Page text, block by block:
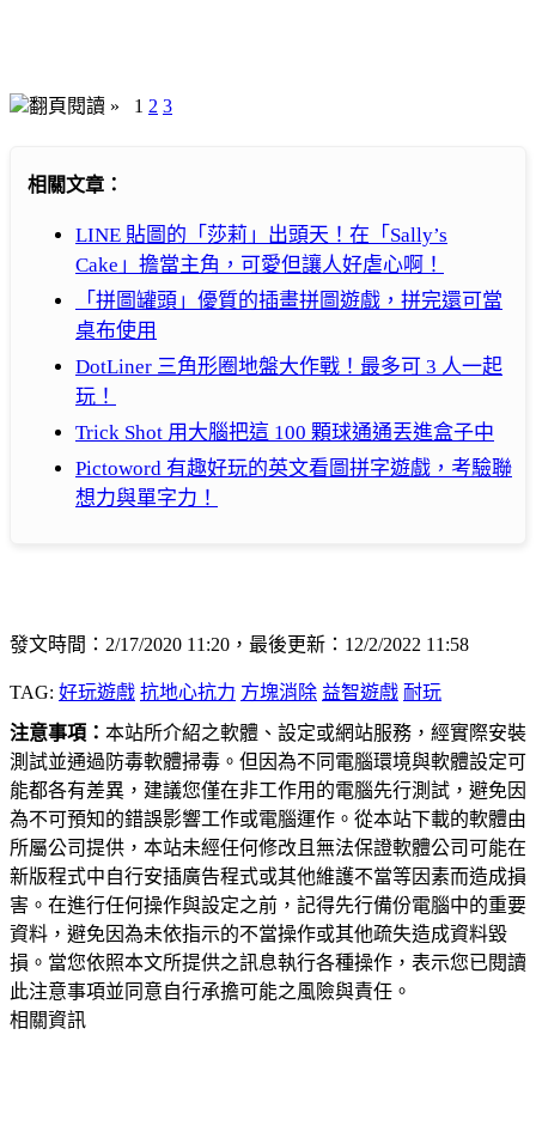
翻頁閱讀 » 1 2 3
相關文章：
LINE 貼圖的「莎莉」出頭天！在「Sally’s
Cake」擔當主角，可愛但讓人好虐心啊！
「拼圖罐頭」優質的插畫拼圖遊戲，拼完還可當
桌布使用
DotLiner 三角形圈地盤大作戰！最多可 3 人一起
玩！
Trick Shot 用大腦把這 100 顆球通通丟進盒子中
Pictoword 有趣好玩的英文看圖拼字遊戲，考驗聯
想力與單字力！
發文時間：2/17/2020 11:20，最後更新：12/2/2022 11:58
TAG: 好玩遊戲 抗地心抗力 方塊消除 益智遊戲 耐玩
注意事項： 本站所介紹之軟體、設定或網站服務，經實際安裝
測試並通過防毒軟體掃毒。但因為不同電腦環境與軟體設定可
能都各有差異，建議您僅在非工作用的電腦先行測試，避免因
為不可預知的錯誤影響工作或電腦運作。從本站下載的軟體由
所屬公司提供，本站未經任何修改且無法保證軟體公司可能在
新版程式中自行安插廣告程式或其他維護不當等因素而造成損
害。在進行任何操作與設定之前，記得先行備份電腦中的重要
資料，避免因為未依指示的不當操作或其他疏失造成資料毀
損。當您依照本文所提供之訊息執行各種操作，表示您已閱讀
此注意事項並同意自行承擔可能之風險與責任。
相關資訊